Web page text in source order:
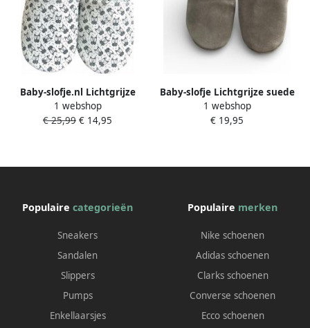
Baby-slofje.nl Lichtgrijze
suede babyslofjes van Wall-
Vis
1 webshop
€ 25,99 € 14,95
Baby-slofje Lichtgrijze suede
babyslofjes van
1 webshop
€ 19,95
Populaire categorieën
Sneakers
Sandalen
Slippers
Pumps
Enkellaarsjes
Populaire merken
Nike schoenen
Adidas schoenen
Clarks schoenen
Converse schoenen
Ecco schoenen